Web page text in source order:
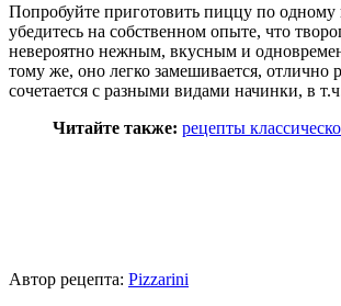
Попробуйте приготовить пиццу по одному
убедитесь на собственном опыте, что
невероятно нежным, вкусным и
тому же, оно легко замешивается, отлично
сочетается с разными видами начинки, в
Читайте также: рецепты
Автор рецепта: Pizzarini